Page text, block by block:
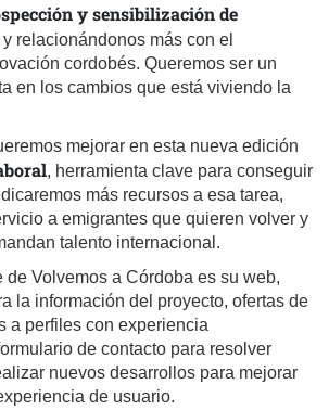
y sensibilización de
y relacionándonos más con el
cordobés. Queremos ser un
en los cambios que está viviendo la
mejorar en esta nueva edición
, herramienta clave para conseguir
más recursos a esa tarea,
a emigrantes que quieren volver y
talento internacional.
de Volvemos a Córdoba es su web,
la información del proyecto, ofertas de
a perfiles con experiencia
de contacto para resolver
nuevos desarrollos para mejorar
de usuario.